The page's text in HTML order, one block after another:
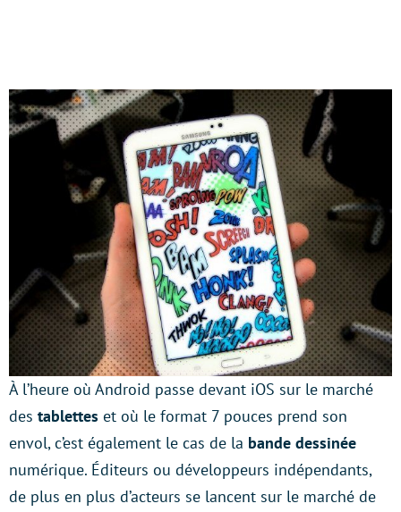
À l’heure où Android passe devant iOS sur le marché
des tablettes et où le format 7 pouces prend son
envol, c’est également le cas de la bande dessinée
numérique. Éditeurs ou développeurs indépendants,
de plus en plus d’acteurs se lancent sur le marché de